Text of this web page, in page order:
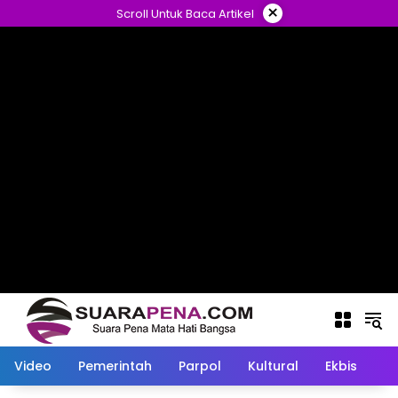
ke
Scroll Untuk Baca Artikel ×
Video Pemerintah Parpol Kultural Ekbis